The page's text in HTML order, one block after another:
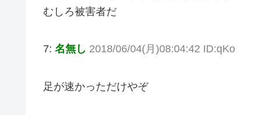
むしろ被害者だ
7: 名無し 2018/06/04(月)08:04:42 ID:qKo
足が速かっただけやぞ